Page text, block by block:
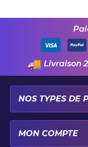
Livraison
NOS TYPES DE
MON COMPTE